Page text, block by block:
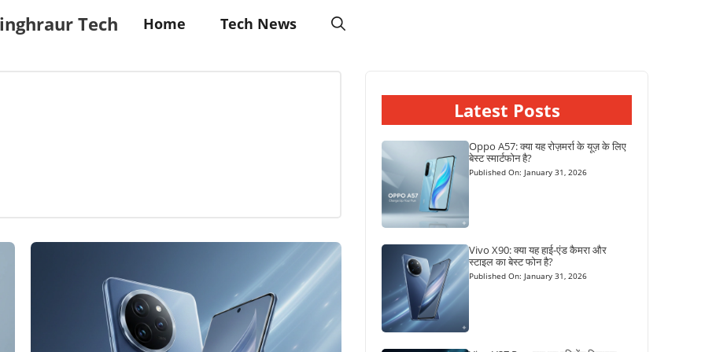
Tech Home Tech News
Latest Posts
Oppo A57: क्या यह रोज़मर्रा के यूज़ के लिए
बेस्ट स्मार्टफोन है?
Published On: January 31, 2026
Vivo X90: क्या यह हाई-एंड कैमरा और
स्टाइल का बेस्ट फोन है?
Published On: January 31, 2026